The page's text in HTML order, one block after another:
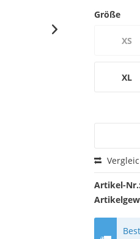
Größe
XS
XL
Artikel-